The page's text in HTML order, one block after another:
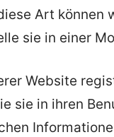
Art können
sie in einer
Website
sie in ihren